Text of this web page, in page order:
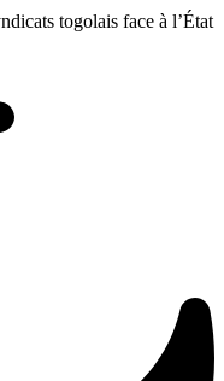
togolais face à l’État